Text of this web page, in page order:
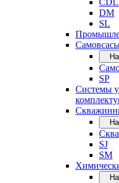
DM
SL
SP
Системы
SJ
SM